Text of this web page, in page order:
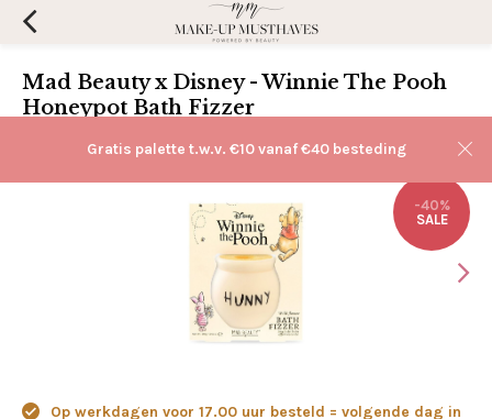
Gratis palette t.w.v. €10 vanaf €40 besteding
Mad Beauty x Disney - Winnie The Pooh
Honeypot Bath Fizzer
-40%
SALE
Op werkdagen voor 17.00 uur besteld = volgende dag in